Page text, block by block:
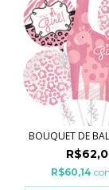
BOUQUET DE
R$60,14